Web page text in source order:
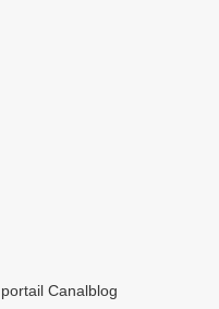
Canalblog